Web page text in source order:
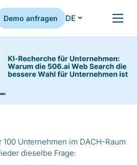
Demo anfragen DE
Unternehmen im DACH-Raum
dieselbe Frage: